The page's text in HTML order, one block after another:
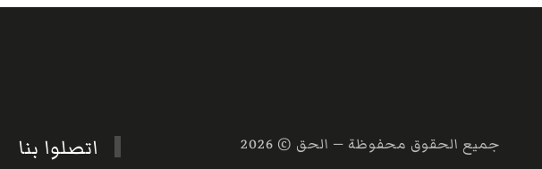
جميع الحقوق محفوظة — الحق © 2026 اتصلوا بنا